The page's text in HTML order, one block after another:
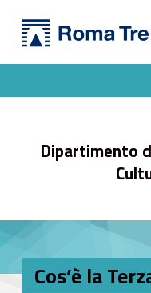
Cos'è la Terza Missione - Dipartimento di Lingue, Letterature e Culture Straniere
Dipartimento di Lingue, Letterature e Culture Straniere dell'Università degli Studi Roma Tre
Dipartimento
Header info sidebar
Cos’è la